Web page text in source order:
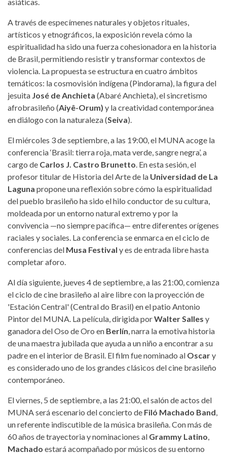
A través de especímenes naturales y objetos rituales,
artísticos y etnográficos, la exposición revela cómo la
espiritualidad ha sido una fuerza cohesionadora en la historia
de Brasil, permitiendo resistir y transformar contextos de
violencia. La propuesta se estructura en cuatro ámbitos
temáticos: la cosmovisión indígena (Pindorama), la figura del
jesuita José de Anchieta (Abaré Anchieta), el sincretismo
afrobrasileño (Aiyê-Orum) y la creatividad contemporánea
en diálogo con la naturaleza (Seiva).
El miércoles 3 de septiembre, a las 19:00, el MUNA acoge la
conferencia ‘Brasil: tierra roja, mata verde, sangre negra’, a
cargo de Carlos J. Castro Brunetto. En esta sesión, el
profesor titular de Historia del Arte de la Universidad de La
Laguna propone una reflexión sobre cómo la espiritualidad
del pueblo brasileño ha sido el hilo conductor de su cultura,
moldeada por un entorno natural extremo y por la
convivencia —no siempre pacífica— entre diferentes orígenes
raciales y sociales. La conferencia se enmarca en el ciclo de
conferencias del Musa Festival y es de entrada libre hasta
completar aforo.
Al día siguiente, jueves 4 de septiembre, a las 21:00, comienza
el ciclo de cine brasileño al aire libre con la proyección de
'Estación Central' (Central do Brasil) en el patio Antonio
Pintor del MUNA. La película, dirigida porWalter Salles y
ganadora del Oso de Oro en Berlín, narra la emotiva historia
de una maestra jubilada que ayuda a un niño a encontrar a su
padre en el interior de Brasil. El film fue nominado al Oscary
es considerado uno de los grandes clásicos del cine brasileño
contemporáneo.
El viernes, 5 de septiembre, a las 21:00, el salón de actos del
MUNA será escenario del concierto de Filó Machado Band,
un referente indiscutible de la música brasileña. Con más de
60 años de trayectoria y nominaciones al Grammy Latino,
Machado estará acompañado por músicos de su entorno